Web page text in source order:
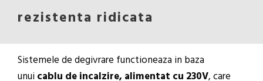
rezistenta ridicata
Sistemele de degivrare functioneaza in baza
unuicablu de incalzire, alimentat cu 230V, care